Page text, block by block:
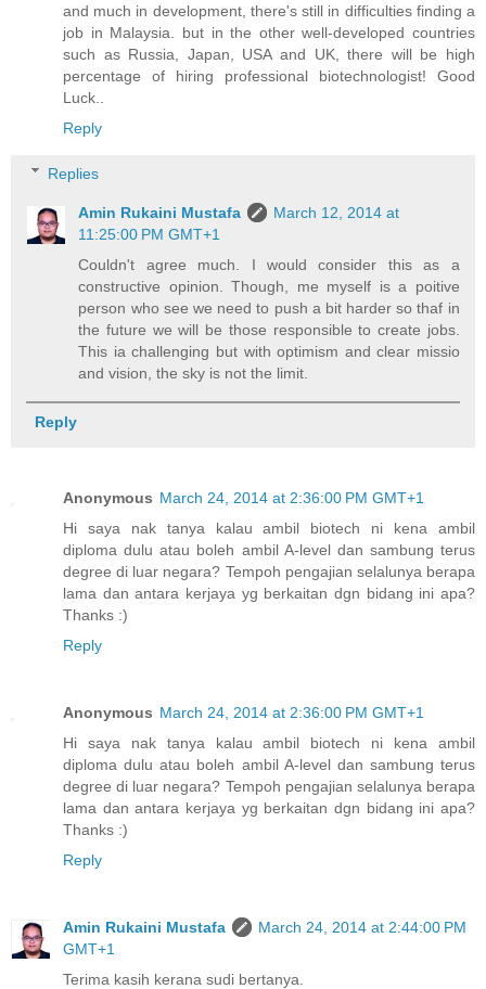
and much in development, there's still in difficulties finding a
job in Malaysia. but in the other well-developed countries
such as Russia, Japan, USA and UK, there will be high
percentage of hiring professional biotechnologist! Good
Luck..
Reply
Replies
Amin Rukaini Mustafa
March 12, 2014 at
11:25:00 PM GMT+1
Couldn't agree much. I would consider this as a
constructive opinion. Though, me myself is a poitive
person who see we need to push a bit harder so thaf in
the future we will be those responsible to create jobs.
This ia challenging but with optimism and clear missio
and vision, the sky is not the limit.
Reply
Anonymous March 24, 2014 at 2:36:00 PM GMT+1
Hi saya nak tanya kalau ambil biotech ni kena ambil
diploma dulu atau boleh ambil A-level dan sambung terus
degree di luar negara? Tempoh pengajian selalunya berapa
lama dan antara kerjaya yg berkaitan dgn bidang ini apa?
Thanks :)
Reply
Anonymous March 24, 2014 at 2:36:00 PM GMT+1
Hi saya nak tanya kalau ambil biotech ni kena ambil
diploma dulu atau boleh ambil A-level dan sambung terus
degree di luar negara? Tempoh pengajian selalunya berapa
lama dan antara kerjaya yg berkaitan dgn bidang ini apa?
Thanks :)
Reply
Amin Rukaini Mustafa
March 24, 2014 at 2:44:00 PM
GMT+1
Terima kasih kerana sudi bertanya.